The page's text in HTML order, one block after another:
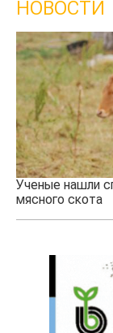
НОВОСТИ
Жара в Китае